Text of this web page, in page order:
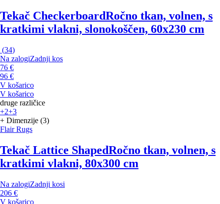
Tekač CheckerboardRočno tkan, volnen, s
kratkimi vlakni, slonokoščen, 60x230 cm
(34)
Na zalogiZadnji kos
76 €
96 €
V košarico
V košarico
druge različice
+2+3
+ Dimenzije (3)
Flair Rugs
Tekač Lattice ShapedRočno tkan, volnen, s
kratkimi vlakni, 80x300 cm
Na zalogiZadnji kosi
206 €
V košarico